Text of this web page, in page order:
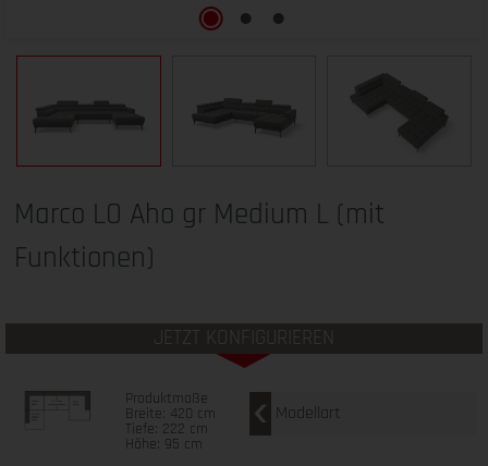
Marco LO Aho gr Medium L (mit
Funktionen)
JETZT KONFIGURIEREN
Produktmaße
Breite: 420 cm
Tiefe: 222 cm
Höhe: 95 cm
Modellart